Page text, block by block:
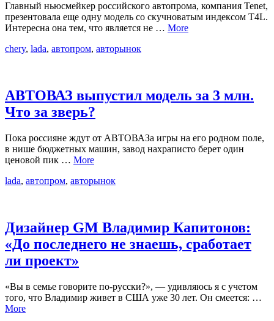
Главный ньюсмейкер российского автопрома, компания Tenet,
презентовала еще одну модель со скучноватым индексом T4L.
Интересна она тем, что является не … More
chery, lada, автопром, авторынок
АВТОВАЗ выпустил модель за 3 млн.
Что за зверь?
Пока россияне ждут от АВТОВАЗа игры на его родном поле,
в нише бюджетных машин, завод нахраписто берет один
ценовой пик … More
lada, автопром, авторынок
Дизайнер GM Владимир Капитонов:
«До последнего не знаешь, сработает
ли проект»
«Вы в семье говорите по-русски?», — удивляюсь я с учетом
того, что Владимир живет в США уже 30 лет. Он смеется: …
More